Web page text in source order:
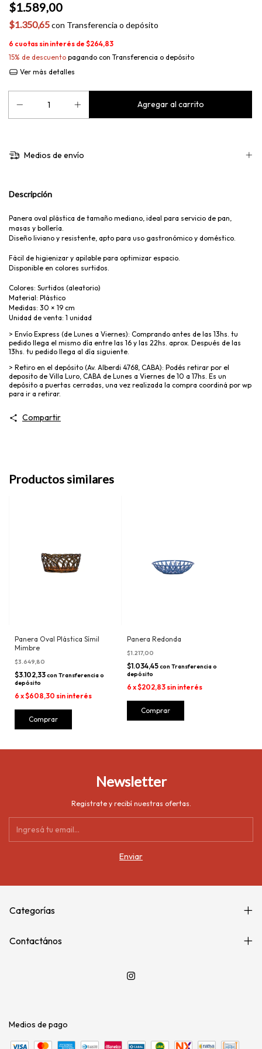
$1.589,00
$1.350,65con Transferencia o depósito
6 cuotas sin interés de $264,83
15% de descuento pagando con Transferencia o depósito
Ver más detalles
Medios de envío
Descripción
Panera oval plástica de tamaño mediano, ideal para servicio de pan,
masas y bollería.
Diseño liviano y resistente, apto para uso gastronómico y doméstico.
Fácil de higienizar y apilable para optimizar espacio.
Disponible en colores surtidos.
Colores: Surtidos (aleatorio)
Material: Plástico
Medidas: 30 × 19 cm
Unidad de venta: 1 unidad
> Envío Express (de Lunes a Viernes): Comprando antes de las 13hs. tu
pedido llega el mismo día entre las 16 y las 22hs. aprox. Después de las
13hs. tu pedido llega al día siguiente.
> Retiro en el depósito (Av. Alberdi 4768, CABA): Podés retirar por el
deposito de Villa Luro, CABA de Lunes a Viernes de 10 a 17hs. Es un
depósito a puertas cerradas, una vez realizada la compra coordiná por wp
para ir a retirar.
Compartir
Productos similares
Panera Oval Plástica Símil
Mimbre
$3.649,80
$3.102,33con Transferencia o
depósito
6 x$608,30 sin interés
Panera Redonda
$1.217,00
$1.034,45con Transferencia o
depósito
6 x$202,83sin interés
Newsletter
Registrate y recibí nuestras ofertas.
Categorías
Contactános
Medios de pago